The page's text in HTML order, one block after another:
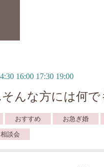
16:00 17:30 19:00
んな方には何で
おすすめ お急ぎ婚
相談会